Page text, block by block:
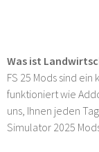
Was ist
FS 25 Mods sind
funktioniert wie
uns, Ihnen jeden
Simulator 2025